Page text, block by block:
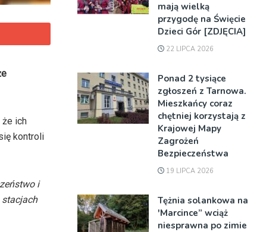
że ich
kontroli
i
stacjach
mają wielką
przygodę na Święcie
Dzieci Gór [ZDJĘCIA]
22 LIPCA 2026
Ponad 2 tysiące
zgłoszeń z Tarnowa.
Mieszkańcy coraz
chętniej korzystają z
Krajowej Mapy
Zagrożeń
Bezpieczeństwa
19 LIPCA 2026
Tężnia solankowa na
'Marcince” wciąż
niesprawna po zimie